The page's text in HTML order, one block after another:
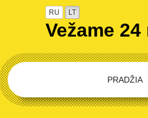
RU LT
Vežame
PRADŽIA